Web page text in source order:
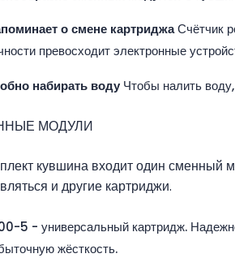
о смене картриджаСчётчик
превосходит электронные
набирать воду Чтобы налить
МОДУЛИ
кувшина входит один сменный
и другие картриджи.
5 - универсальный картридж.
жёсткость.